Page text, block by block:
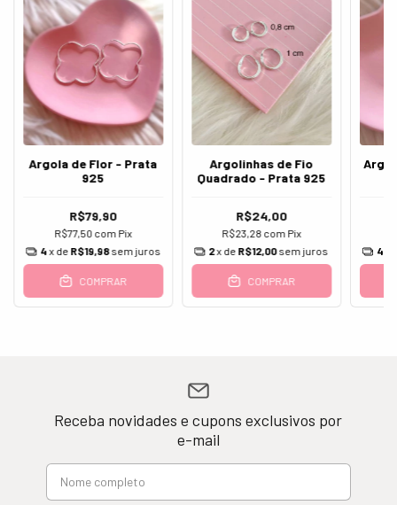
Argola de Flor - Prata
925
R$79,90
R$77,50 com Pix
4x de R$19,98 sem juros
COMPRAR
Argolinhas de Fio
Quadrado - Prata 925
R$24,00
R$23,28 com Pix
2x de R$12,00sem juros
COMPRAR
4
Receba novidades e cupons exclusivos por
e-mail